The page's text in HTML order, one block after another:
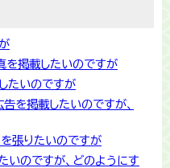
を掲載したいのですが
たいのですが
を掲載したいのですが、
を張りたいのですが
いのですが、どのようにす